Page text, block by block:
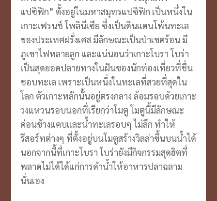
แปซิฟิก” ตั้งอยู่ในมหาสมุทรแปซิฟิก เป็นหนึ่งใน
เกาะเฟรนช์ โพลินีเซีย ซึ่งเป็นดินแดนโพ้นทะเล
ของประเทศฝรั่งเศส มีลักษณะเป็นป่าเขตร้อน มี
ภูเขาไฟหลายลูก และแน่นอนว่าเกาะโบรา โบร่า
เป็นสุดยอดปลายทางในฝันของนักท่องเที่ยวที่ชื่น
ชอบทะเล เพราะเป็นหนึ่งในทะเลที่สวยที่สุดใน
โลก ตัวเกาะหลักนั้นอยู่ตรงกลาง ล้อมรอบด้วยเกาะ
วงแหวนรอบนอกที่เรียกว่าโมตู โมตูนี้มีลักษณะ
ค่อนข้างแคบและน้ำทะเลรอบๆ ไม่ลึก ทำให้
รีสอร์ทต่างๆ ที่ตั้งอยู่บนโมตูสร้างวิลล่าขึ้นบนน้ำได้
นอกจากนี้ที่เกาะโบรา โบร่ายังมีกิจกรรมสุดฮิตที่
พลาดไม่ได้ได้แก่การดำน้ำให้อาหารปลาฉลาม
นั่นเอง